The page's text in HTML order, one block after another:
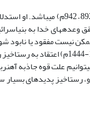
به نوشته گرینستون، فیلسوفان یهودی در دوره‏های بعدی تاریخ یهودیت بر امکان رستاخیز مردگان استدلال کردند. از
وعده‏های خدا به
نیست مفقود یا نابود
پس از مرگ در جایی از جهان باقی می‏مانند و آمادگی دارند تا با اراده خدا دوباره به هم بپیوندند (گرینستون، 1387: 85).
علت قوه جاذبه
رستاخیز پدیده‏ای بسیار